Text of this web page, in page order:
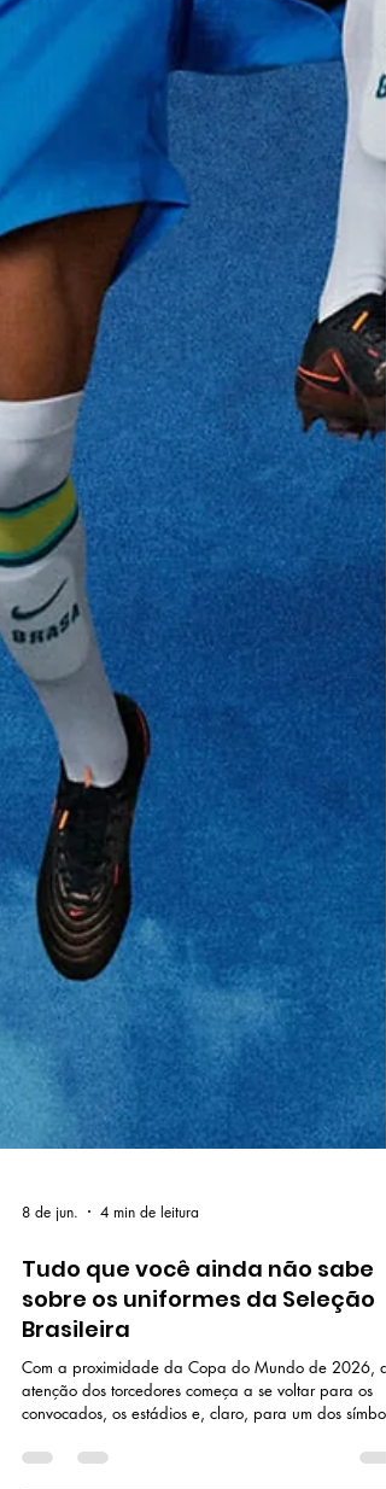
8 de jun. 4 min de leitura
Tudo que você ainda não sabe
sobre os uniformes da Seleção
Brasileira
atenção dos torcedores começa a se voltar para os